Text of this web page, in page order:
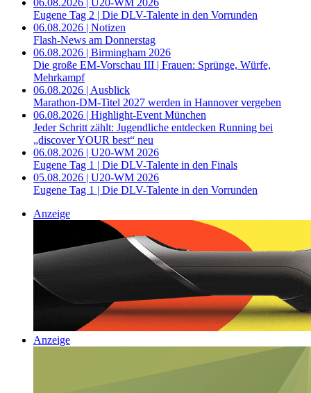
Eugene Tag 2 | Die DLV-Talente in den Vorrunden
06.08.2026 | Notizen
Flash-News am Donnerstag
06.08.2026 | Birmingham 2026
Die große EM-Vorschau III | Frauen: Sprünge, Würfe,
Mehrkampf
06.08.2026 | Ausblick
Marathon-DM-Titel 2027 werden in Hannover vergeben
06.08.2026 | Highlight-Event München
Jeder Schritt zählt: Jugendliche entdecken Running bei
„discover YOUR best“ neu
06.08.2026 | U20-WM 2026
Eugene Tag 1 | Die DLV-Talente in den Finals
05.08.2026 | U20-WM 2026
Eugene Tag 1 | Die DLV-Talente in den Vorrunden
Anzeige
Anzeige